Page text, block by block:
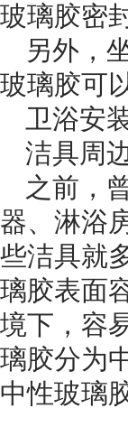
玻璃胶密
另外，
玻璃胶可
卫浴安
洁具周
之前，
器、淋浴
些洁具就
璃胶表面
境下，容
璃胶分为
中性玻璃